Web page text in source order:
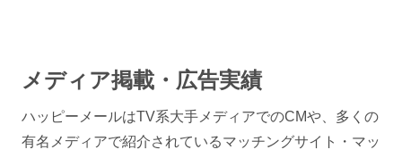
メディア掲載・広告実績
ハッピーメールはTV系大手メディアでのCMや、多くの
有名メディアで紹介されているマッチングサイト・マッ